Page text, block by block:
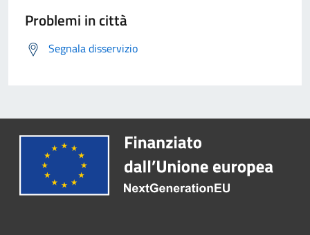
Problemi in città
Segnala disservizio